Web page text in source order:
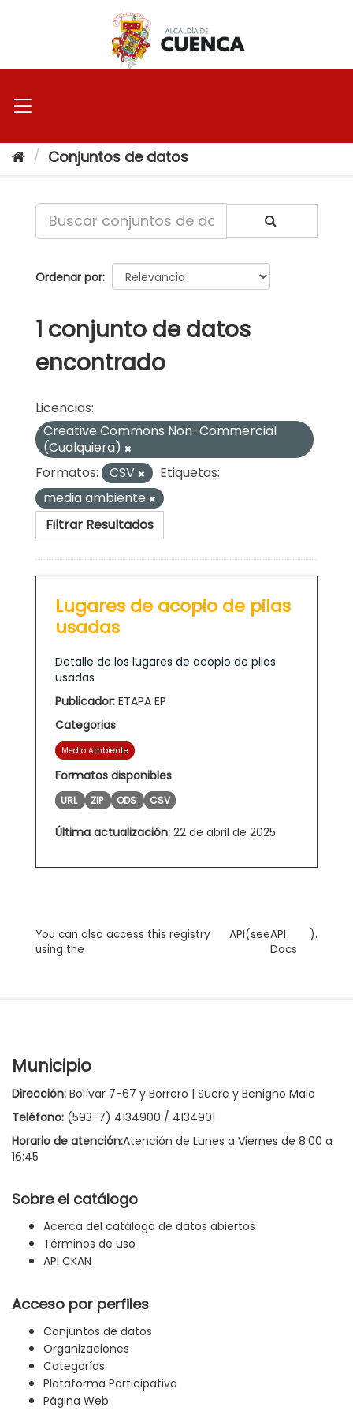
Conjuntos de datos
Ordenar por
1 conjunto de datos
encontrado
Licencias:
Creative Commons Non-Commercial
(Cualquiera)
Formatos:
CSV
Etiquetas:
media ambiente
Filtrar Resultados
Lugares de acopio de pilas
usadas
Detalle de los lugares de acopio de pilas
usadas
Publicador: ETAPA EP
Categorias
Medio Ambiente
Formatos disponibles
URL ZIP ODS CSV
Última actualización: 22 de abril de 2025
You can also access this registry
using the
API(seeAPI
Docs
).
Municipio
Dirección: Bolívar 7-67 y Borrero | Sucre y Benigno Malo
Teléfono: (593-7) 4134900 / 4134901
Horario de atención:Atención de Lunes a Viernes de 8:00 a
16:45
Sobre el catálogo
Acerca del catálogo de datos abiertos
Términos de uso
API CKAN
Acceso por perfiles
Conjuntos de datos
Organizaciones
Categorías
Plataforma Participativa
Página Web